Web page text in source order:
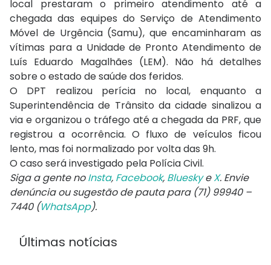
local prestaram o primeiro atendimento até a
chegada das equipes do Serviço de Atendimento
Móvel de Urgência (Samu), que encaminharam as
vítimas para a Unidade de Pronto Atendimento de
Luís Eduardo Magalhães (LEM). Não há detalhes
sobre o estado de saúde dos feridos.
O DPT realizou perícia no local, enquanto a
Superintendência de Trânsito da cidade sinalizou a
via e organizou o tráfego até a chegada da PRF, que
registrou a ocorrência. O fluxo de veículos ficou
lento, mas foi normalizado por volta das 9h.
O caso será investigado pela Polícia Civil.
Siga a gente noInsta, Facebook, BlueskyeX. Envie
denúncia ou sugestão de pauta para (71) 99940 –
7440 (WhatsApp).
Últimas notícias